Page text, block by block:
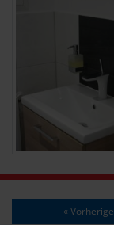
« Vorherige